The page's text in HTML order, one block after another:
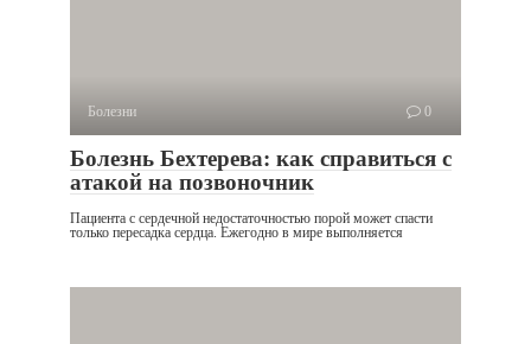
Болезни 0
Болезнь Бехтерева: как справиться с
атакой на позвоночник
Пациента с сердечной недостаточностью порой может спасти
только пересадка сердца. Ежегодно в мире выполняется